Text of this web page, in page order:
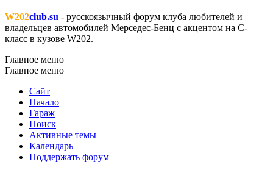
W202club.su - русскоязычный форум клуба любителей и
владельцев автомобилей Мерседес-Бенц с акцентом на C-
класс в кузове W202.
Главное меню
Главное меню
Сайт
Начало
Гараж
Поиск
Активные темы
Календарь
Поддержать форум